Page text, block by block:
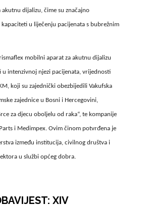
akutnu dijalizu, čime su značajno
u liječenju pacijenata s bubrežnim
mobilni aparat za akutnu dijalizu
u intenzivnoj njezi pacijenata, vrijednosti
koji su zajednički obezbijedili Vakufska
zajednice u Bosni i Hercegovini,
za djecu oboljelu od raka“, te kompanije
i Medimpex. Ovim činom potvrđena je
između institucija, civilnog društva i
u službi općeg dobra.
XIV